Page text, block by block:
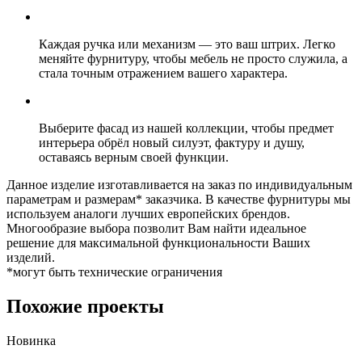
Каждая ручка или механизм — это ваш штрих. Легко
меняйте фурнитуру, чтобы мебель не просто служила, а
стала точным отражением вашего характера.
Выберите фасад из нашей коллекции, чтобы предмет
интерьера обрёл новый силуэт, фактуру и душу,
оставаясь верным своей функции.
Данное изделие изготавливается на заказ по индивидуальным
параметрам и размерам* заказчика. В качестве фурнитуры мы
используем аналоги лучших европейских брендов.
Многообразие выбора позволит Вам найти идеальное
решение для максимальной функциональности Ваших
изделий.
*могут быть технические ограничения
Похожие проекты
Новинка